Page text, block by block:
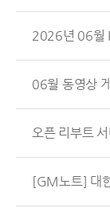
2026년 06월
06월 동영상
오픈 리부트
[GM노트] 대